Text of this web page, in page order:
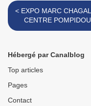
< EXPO MARC CHAGALL -
CENTRE POMPIDOU
METZ
Hébergé par Canalblog
Top articles
Pages
Contact